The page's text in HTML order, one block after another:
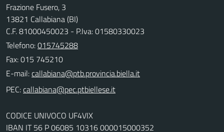
Frazione Fusero, 3
13821 Callabiana (BI)
C.F. 81000450023 - P.Iva: 01580330023
Telefono:015745288
Fax: 015 745210
E-mail:
PEC:
CODICE UNIVOCO UF4VIX
IBAN IT 56 P 06085 10316 000015000352